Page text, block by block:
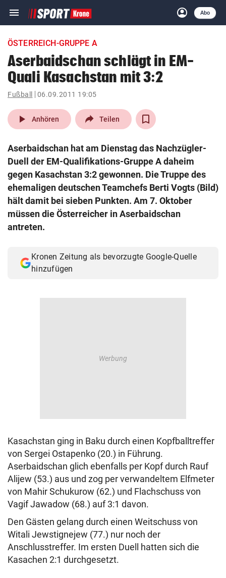
menu Navigation
ein-/ausklappen
account_circle
Anmelden
Abo
close Schließen
account_circle Anmelden
arrow_right
pin_drop
Wien arrow_right
search
Suchbegriff
eingeben
ÖSTERREICH-GRUPPE A
Aserbaidschan schlägt in EM-
Quali Kasachstan mit 3:2
Fußball 06.09.2011 19:05
play_arrow Anhören Teilen
Aserbaidschan hat am Dienstag das Nachzügler-
Duell der EM-Qualifikations-Gruppe A daheim
gegen Kasachstan 3:2 gewonnen. Die Truppe des
ehemaligen deutschen Teamchefs Berti Vogts (Bild)
hält damit bei sieben Punkten. Am 7. Oktober
müssen die Österreicher in Aserbaidschan
antreten.
Kronen Zeitung als bevorzugte Google-Quelle
hinzufügen
Kasachstan ging in Baku durch einen Kopfballtreffer
von Sergei Ostapenko (20.) in Führung.
Aserbaidschan glich ebenfalls per Kopf durch Rauf
Alijew (53.) aus und zog per verwandeltem Elfmeter
von Mahir Schukurow (62.) und Flachschuss von
Vagif Jawadow (68.) auf 3:1 davon.
Den Gästen gelang durch einen Weitschuss von
Witali Jewstignejew (77.) nur noch der
Anschlusstreffer. Im ersten Duell hatten sich die
Kasachen 2:1 durchgesetzt.